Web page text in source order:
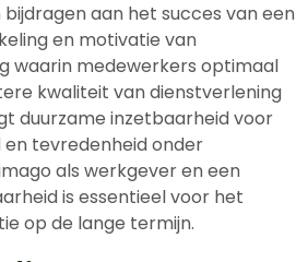
aan het succes van een
en motivatie van
waarin medewerkers optimaal
kwaliteit van dienstverlening
duurzame inzetbaarheid voor
tevredenheid onder
als werkgever en een
is essentieel voor het
op de lange termijn.